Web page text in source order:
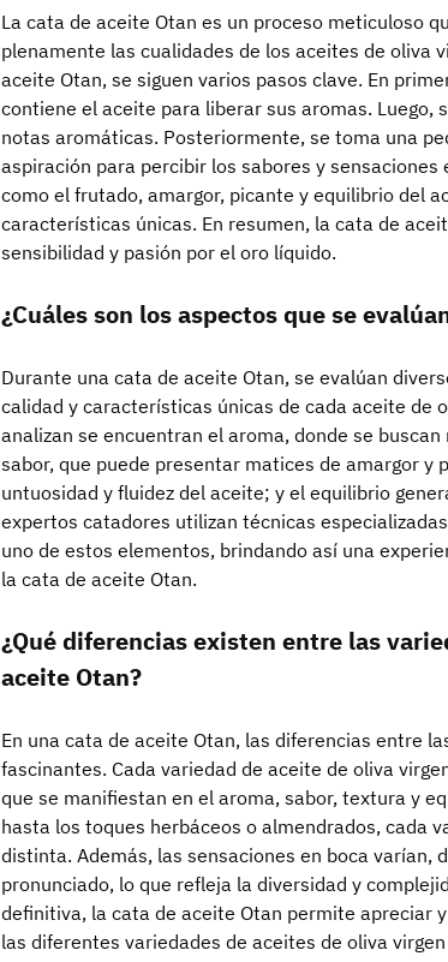
La cata de aceite Otan es un proceso meticuloso
plenamente las cualidades de los aceites de oliva
aceite Otan, se siguen varios pasos clave. En
contiene el aceite para liberar sus aromas.
notas aromáticas. Posteriormente, se toma una
aspiración para percibir los sabores y
como el frutado, amargor, picante y equilibrio del
características únicas. En resumen, la cata de
sensibilidad y pasión por el oro líquido.
¿Cuáles son los aspectos que se
Durante una cata de aceite Otan, se evalúan
calidad y características únicas de cada aceite de
analizan se encuentran el aroma, donde se
sabor, que puede presentar matices de amargor y
untuosidad y fluidez del aceite; y el equilibrio
expertos catadores utilizan técnicas
uno de estos elementos, brindando así una
la cata de aceite Otan.
¿Qué diferencias existen entre las
aceite Otan?
En una cata de aceite Otan, las diferencias entre
fascinantes. Cada variedad de aceite de oliva
que se manifiestan en el aroma, sabor, textura y
hasta los toques herbáceos o almendrados, cada
distinta. Además, las sensaciones en boca varían,
pronunciado, lo que refleja la diversidad y
definitiva, la cata de aceite Otan permite apreciar
las diferentes variedades de aceites de oliva